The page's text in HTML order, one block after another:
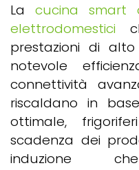
La cucina
elettrodomestici
prestazioni di
notevole
connettività
riscaldano in
ottimale,
scadenza dei
induzione